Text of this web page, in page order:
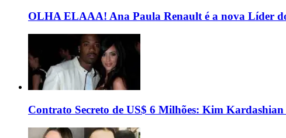
OLHA ELAAA! Ana Paula Renault é a nova Líder
Contrato Secreto de US$ 6 Milhões: Kim